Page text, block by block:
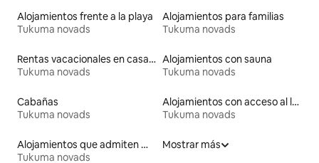
Alojamientos frente a la playa
Tukuma novads
Alojamientos para familias
Tukuma novads
Rentas vacacionales en casas de huéspedes
Tukuma novads
Alojamientos con sauna
Tukuma novads
Cabañas
Tukuma novads
Alojamientos con acceso al lago
Tukuma novads
Alojamientos que admiten mascotas
Tukuma novads
Mostrar más